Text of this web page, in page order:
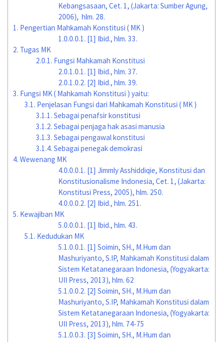
Kebangsasaan, Cet. 1, (Jakarta: Sumber Agung,
2006), hlm. 28.
1. Pengertian Mahkamah Konstitusi ( MK )
1.0.0.0.1. [1] Ibid., hlm. 33.
2. Tugas MK
2.0.1. Fungsi Mahkamah Konstitusi
2.0.1.0.1. [1] Ibid., hlm. 37.
2.0.1.0.2. [2] Ibid., hlm. 39.
3. Fungsi MK ( Mahkamah Konstitusi ) yaitu:
3.1. Penjelasan Fungsi dari Mahkamah Konstitusi ( MK )
3.1.1. Sebagai penafsir konstitusi
3.1.2. Sebagai penjaga hak asasi manusia
3.1.3. Sebagai pengawal konstitusi
3.1.4. Sebagai penegak demokrasi
4. Wewenang MK
4.0.0.0.1. [1] Jimmly Asshiddiqie, Konstitusi dan
Konstitusionalisme Indonesia, Cet. 1, (Jakarta:
Konstitusi Press, 2005), hlm. 250.
4.0.0.0.2. [2] Ibid., hlm. 251.
5. Kewajiban MK
5.0.0.0.1. [1] Ibid., hlm. 43.
5.1. Kedudukan MK
5.1.0.0.1. [1] Soimin, SH., M.Hum dan
Mashuriyanto, S.IP, Mahkamah Konstitusi dalam
Sistem Ketatanegaraan Indonesia, (Yogyakarta:
UII Press, 2013), hlm. 62
5.1.0.0.2. [2] Soimin, SH., M.Hum dan
Mashuriyanto, S.IP, Mahkamah Konstitusi dalam
Sistem Ketatanegaraan Indonesia, (Yogyakarta:
UII Press, 2013), hlm. 74-75
5.1.0.0.3. [3] Soimin, SH., M.Hum dan